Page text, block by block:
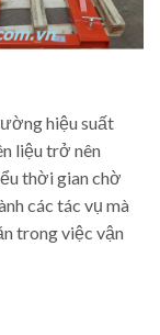
hiệu suất
liệu trở nên
thời gian chờ
các tác vụ mà
trong việc vận